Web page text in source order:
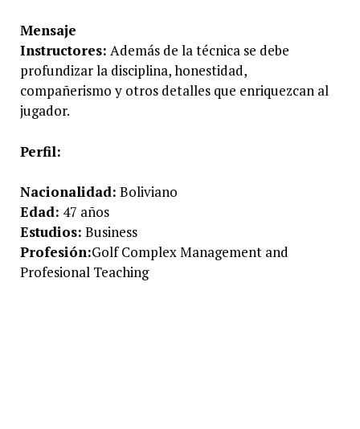
Mensaje
Instructores: Además de la técnica se debe
profundizar la disciplina, honestidad,
compañerismo y otros detalles que enriquezcan al
jugador.
Perfil:
Nacionalidad: Boliviano
Edad: 47 años
Estudios: Business
Profesión:Golf ComplexManagement and
Profesional Teaching